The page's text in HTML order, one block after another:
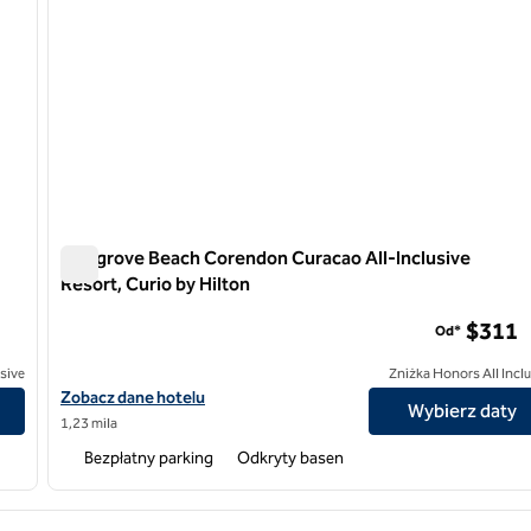
All-Inclusive, Curio by Hilton
Mangrove Beach Corendon Curacao All-Inclusive
Resort, Curio by Hilton
Zobacz szczegóły hotelu Mangrove Beach Corendon Curacao
Zobacz dane hotelu
1,23 mila
Od* $311
Zniżka Honors All
Wybierz daty
Bezpłatny parking Odkryty basen